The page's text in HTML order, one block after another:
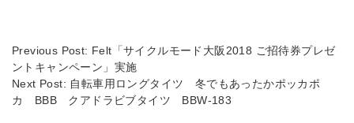
s
n
k
Previous Post: Felt「サイクルモード大阪2018 ご招待券プレゼ
ントキャンペーン」実施
Next Post: 自転車用ロングタイツ 冬でもあったかポッカポ
カ BBB クアドラビブタイツ BBW-183